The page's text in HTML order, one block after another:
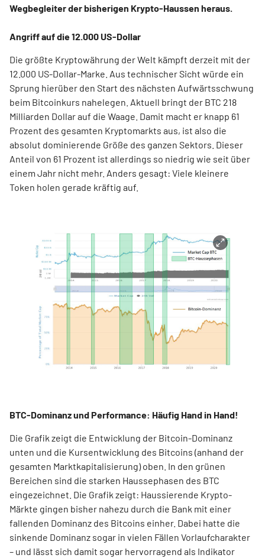
Wegbegleiter der bisherigen Krypto-Haussen heraus.
Angriff auf die 12.000 US-Dollar
Die größte Kryptowährung der Welt kämpft derzeit mit der
12.000 US-Dollar-Marke. Aus technischer Sicht würde ein
Sprung hierüber den Start des nächsten Aufwärtsschwung
beim Bitcoinkurs nahelegen. Aktuell bringt der BTC 218
Milliarden Dollar auf die Waage. Damit macht er knapp 61
Prozent des gesamten Kryptomarkts aus, ist also die
absolut dominierende Größe des ganzen Sektors. Dieser
Anteil von 61 Prozent ist allerdings so niedrig wie seit über
einem Jahr nicht mehr. Anders gesagt: Viele kleinere
Token holen gerade kräftig auf.
BTC-Dominanz und Performance: Häufig Hand in Hand!
Die Grafik zeigt die Entwicklung der Bitcoin-Dominanz
unten und die Kursentwicklung des Bitcoins (anhand der
gesamten Marktkapitalisierung) oben. In den grünen
Bereichen sind die starken Haussephasen des BTC
eingezeichnet. Die Grafik zeigt: Haussierende Krypto-
Märkte gingen bisher nahezu durch die Bank mit einer
fallenden Dominanz des Bitcoins einher. Dabei hatte die
sinkende Dominanz sogar in vielen Fällen Vorlaufcharakter
– und lässt sich damit sogar hervorragend als Indikator